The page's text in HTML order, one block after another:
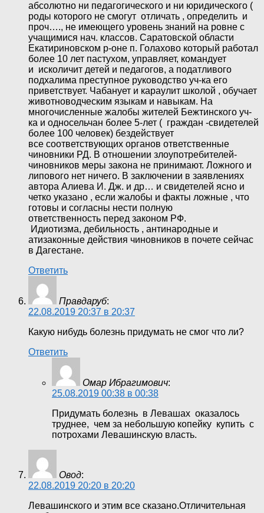
абсолютно ни педагогического и ни юридического (
роды которого не смогут отличать , определить и
проч…., не имеющего уровень знаний на ровне с
учащимися нач. классов. Саратовской области
Екатириновском р-оне п. Голахово который работал
более 10 лет пастухом, управляет, командует
и исколичит детей и педагогов, а податливого
подхалима преступное руководство уч-ка его
приветствует. Чабанует и караулит школой , обучает
животноводческим языкам и навыкам. На
многочисленные жалобы жителей Бежтинского уч-
ка и односельчан более 5-лет ( граждан -свидетелей
более 100 человек) бездействует
все соответствующих органов ответственные
чиновники РД. В отношении злоупотребителей-
чиновников меры закона не принимают. Ложного и
липового нет ничего. В заключении в заявлениях
автора Алиева И. Дж. и др… и свидетелей ясно и
четко указано , если жалобы и факты ложные , что
готовы и согласны нести полную
ответственность перед законом РФ.
Идиотизма, дебильность , антинародные и
атизаконные действия чиновников в почете сейчас
в Дагестане.
Ответить
Правдаруб:
22.08.2019 20:37 в 20:37
Какую нибудь болезнь придумать не смог что ли?
Ответить
Омар Ибрагимович:
25.08.2019 00:38 в 00:38
Придумать болезнь в Левашах оказалось
труднее, чем за небольшую копейку купить с
потрохами Левашинскую власть.
Овод:
22.08.2019 20:20 в 20:20
Левашинского и этим все сказано.Отличительная